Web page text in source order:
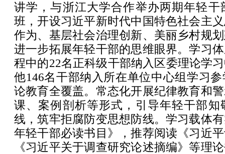
讲学，与浙江大学合作举办两期年轻干
班，开设习近平新时代中国特色社会主
作为、基层社会治理创新、美丽乡村规
进一步拓展年轻干部的思维眼界。学习
程中的22名正科级干部纳入区委理论学
他146名干部纳入所在单位中心组学习
论教育全覆盖。常态化开展纪律教育和
课、案例剖析等形式，引导年轻干部知
线，筑牢拒腐防变思想防线。学习载体
年轻干部必读书目》，推荐阅读《习近
《习近平关于调查研究论述摘编》等理